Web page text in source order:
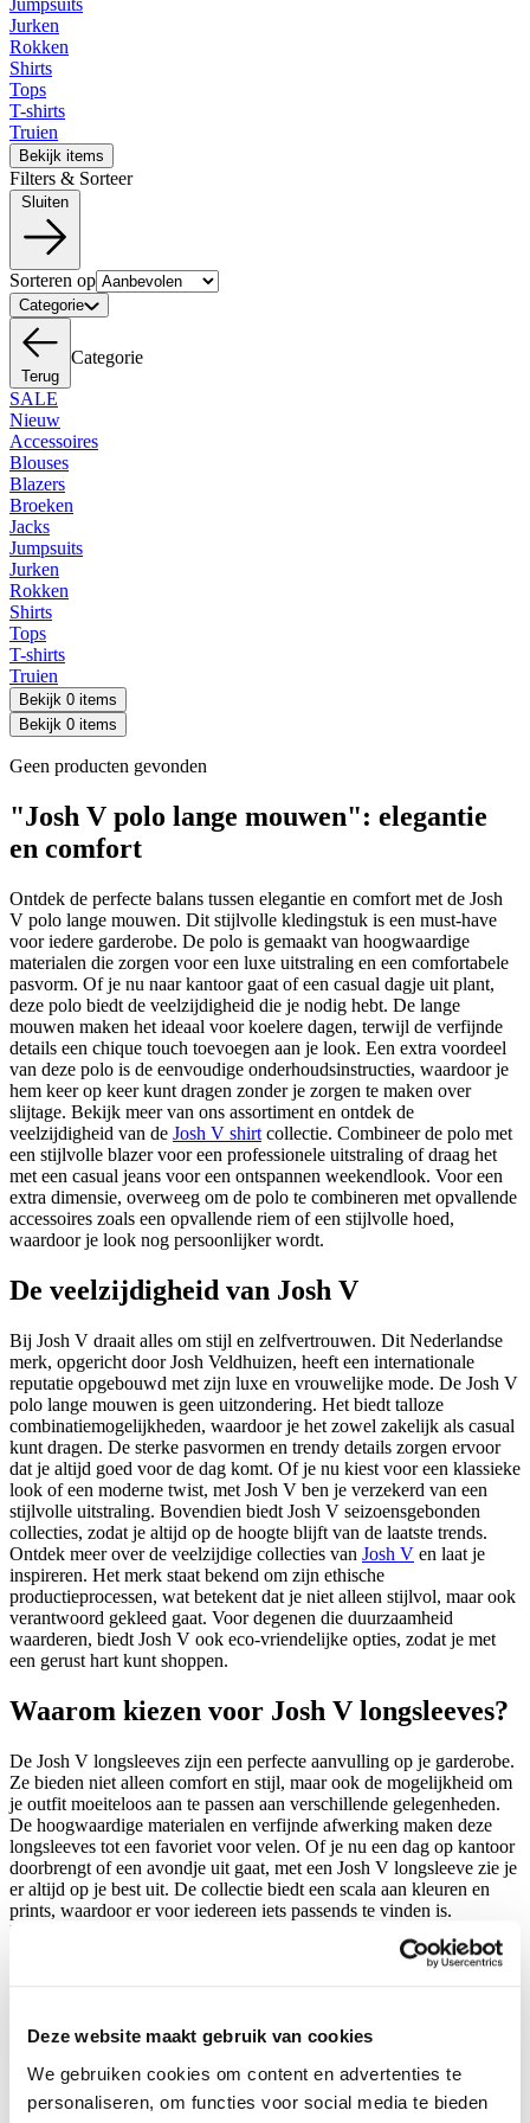
Deze website maakt gebruik van cookies
We gebruiken cookies om content en advertenties te
personaliseren, om functies voor social media te bieden
Jumpsuits
Jurken
Rokken
Shirts
Tops
T-shirts
Truien
Bekijk items
Filters & Sorteer
Sorteren op
Categorie
Terug
Categorie
SALE
Nieuw
Accessoires
Blouses
Blazers
Broeken
Jacks
Jumpsuits
Jurken
Rokken
Shirts
Tops
T-shirts
Truien
Bekijk 0 items
Bekijk 0 items
Geen producten gevonden
"Josh V polo lange mouwen": elegantie
en comfort
Ontdek de perfecte balans tussen elegantie en comfort met de Josh
V polo lange mouwen. Dit stijlvolle kledingstuk is een must-have
voor iedere garderobe. De polo is gemaakt van hoogwaardige
materialen die zorgen voor een luxe uitstraling en een comfortabele
pasvorm. Of je nu naar kantoor gaat of een casual dagje uit plant,
deze polo biedt de veelzijdigheid die je nodig hebt. De lange
mouwen maken het ideaal voor koelere dagen, terwijl de verfijnde
details een chique touch toevoegen aan je look. Een extra voordeel
van deze polo is de eenvoudige onderhoudsinstructies, waardoor je
hem keer op keer kunt dragen zonder je zorgen te maken over
slijtage. Bekijk meer van ons assortiment en ontdek de
veelzijdigheid van de Josh V shirt collectie. Combineer de polo met
een stijlvolle blazer voor een professionele uitstraling of draag het
met een casual jeans voor een ontspannen weekendlook. Voor een
extra dimensie, overweeg om de polo te combineren met opvallende
accessoires zoals een opvallende riem of een stijlvolle hoed,
waardoor je look nog persoonlijker wordt.
De veelzijdigheid van Josh V
Bij Josh V draait alles om stijl en zelfvertrouwen. Dit Nederlandse
merk, opgericht door Josh Veldhuizen, heeft een internationale
reputatie opgebouwd met zijn luxe en vrouwelijke mode. De Josh V
polo lange mouwen is geen uitzondering. Het biedt talloze
combinatiemogelijkheden, waardoor je het zowel zakelijk als casual
kunt dragen. De sterke pasvormen en trendy details zorgen ervoor
dat je altijd goed voor de dag komt. Of je nu kiest voor een klassieke
look of een moderne twist, met Josh V ben je verzekerd van een
stijlvolle uitstraling. Bovendien biedt Josh V seizoensgebonden
collecties, zodat je altijd op de hoogte blijft van de laatste trends.
Ontdek meer over de veelzijdige collecties van Josh V en laat je
inspireren. Het merk staat bekend om zijn ethische
productieprocessen, wat betekent dat je niet alleen stijlvol, maar ook
verantwoord gekleed gaat. Voor degenen die duurzaamheid
waarderen, biedt Josh V ook eco-vriendelijke opties, zodat je met
een gerust hart kunt shoppen.
Waarom kiezen voor Josh V longsleeves?
De Josh V longsleeves zijn een perfecte aanvulling op je garderobe.
Ze bieden niet alleen comfort en stijl, maar ook de mogelijkheid om
je outfit moeiteloos aan te passen aan verschillende gelegenheden.
De hoogwaardige materialen en verfijnde afwerking maken deze
longsleeves tot een favoriet voor velen. Of je nu een dag op kantoor
doorbrengt of een avondje uit gaat, met een Josh V longsleeve zie je
er altijd op je best uit. De collectie biedt een scala aan kleuren en
prints, waardoor er voor iedereen iets passends te vinden is.
Daarnaast zijn de longsleeves perfect te combineren met accessoires
zoals sjaals en sieraden, waardoor je je look eenvoudig kunt
Josh V longsleeves
dragen. Voeg een vest of jas toe voor extra warmte tijdens koudere
sneakers en een rugzak, ideaal voor een actieve dag.